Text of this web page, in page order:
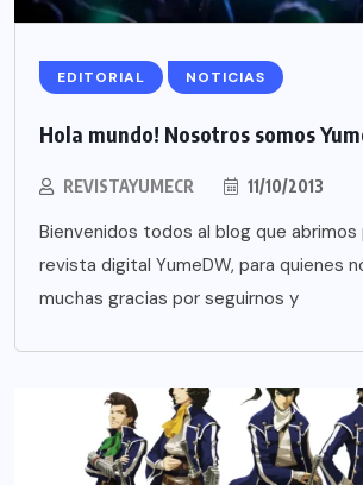
EDITORIAL NOTICIAS
Hola mundo! Nosotros somos
REVISTAYUMECR 11/10/2013
Bienvenidos todos al blog que abrimos
revista digital YumeDW, para quienes
muchas gracias por seguirnos y